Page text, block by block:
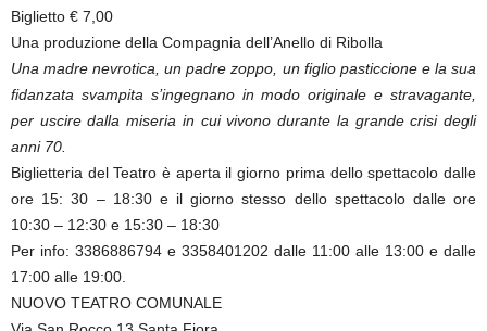
Biglietto € 7,00
Una produzione della Compagnia dell’Anello di Ribolla
Una madre nevrotica, un padre zoppo, un figlio pasticcione e la sua
fidanzata svampita s’ingegnano in modo originale e stravagante,
per uscire dalla miseria in cui vivono durante la grande crisi degli
anni 70.
Biglietteria del Teatro è aperta il giorno prima dello spettacolo dalle
ore 15: 30 – 18:30 e il giorno stesso dello spettacolo dalle ore
10:30 – 12:30 e 15:30 – 18:30
Per info: 3386886794 e 3358401202 dalle 11:00 alle 13:00 e dalle
17:00 alle 19:00.
NUOVO TEATRO COMUNALE